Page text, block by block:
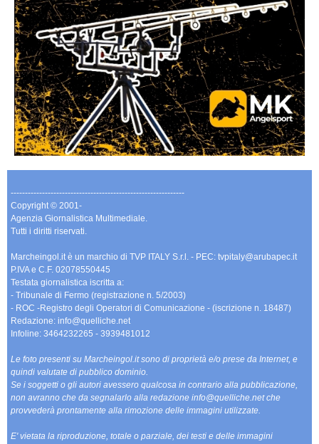
-------------------------------------------------------------
Copyright © 2001-
Agenzia Giornalistica Multimediale.
Tutti i diritti riservati.
Marcheingol.it è un marchio di TVP ITALY S.r.l. - PEC: tvpitaly@arubapec.it
P.IVA e C.F. 02078550445
Testata giornalistica iscritta a:
- Tribunale di Fermo (registrazione n. 5/2003)
- ROC -Registro degli Operatori di Comunicazione - (iscrizione n. 18487)
Redazione: info@quelliche.net
Infoline: 3464232265 - 3939481012
Le foto presenti su Marcheingol.it sono di proprietà e/o prese da Internet, e
quindi valutate di pubblico dominio.
Se i soggetti o gli autori avessero qualcosa in contrario alla pubblicazione,
non avranno che da segnalarlo alla redazione info@quelliche.net che
provvederà prontamente alla rimozione delle immagini utilizzate.
E' vietata la riproduzione, totale o parziale, dei testi e delle immagini